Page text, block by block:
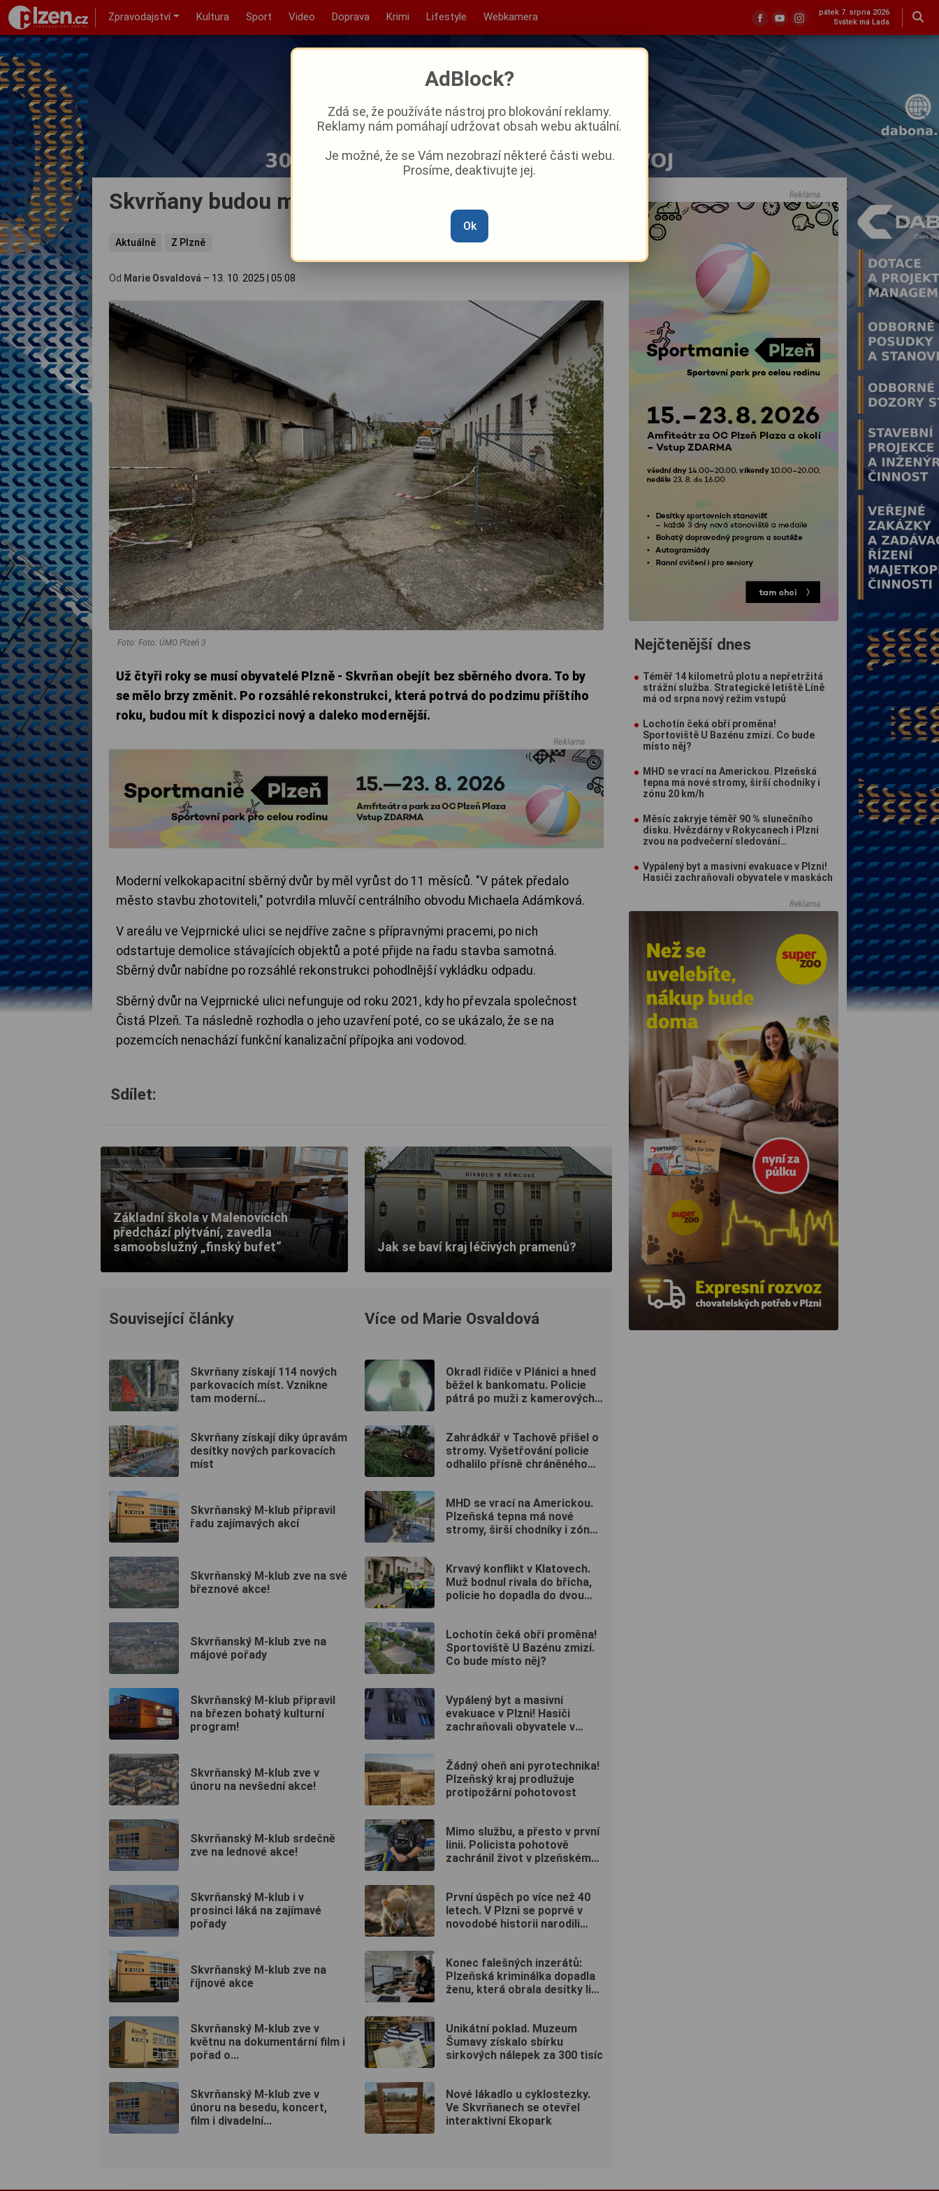
Zpravodajství Kultura Sport Video Doprava Krimi Lifestyle Webkamera
pátek 7. srpna 2026
Svátek má Lada
Skvrňany budou mít po letech sběrný dvůr
Aktuálně Z Plzně
Od Marie Osvaldová – 13. 10. 2025 05:08
Foto: Foto: ÚMO Plzeň 3
Už čtyři roky se musí obyvatelé Plzně - Skvrňan obejít bez sběrného dvora. To by
se mělo brzy změnit. Po rozsáhlé rekonstrukci, která potrvá do podzimu příštího
roku, budou mít k dispozici nový a daleko modernější.
Reklama
Moderní velkokapacitní sběrný dvůr by měl vyrůst do 11 měsíců. "V pátek předalo
město stavbu zhotoviteli," potvrdila mluvčí centrálního obvodu Michaela Adámková.
V areálu ve Vejprnické ulici se nejdříve začne s přípravnými pracemi, po nich
odstartuje demolice stávajících objektů a poté přijde na řadu stavba samotná.
Sběrný dvůr nabídne po rozsáhlé rekonstrukci pohodlnější vykládku odpadu.
Sběrný dvůr na Vejprnické ulici nefunguje od roku 2021, kdy ho převzala společnost
Čistá Plzeň. Ta následně rozhodla o jeho uzavření poté, co se ukázalo, že se na
pozemcích nenachází funkční kanalizační přípojka ani vodovod.
Sdílet:
Základní škola v Malenovicích
předchází plýtvání, zavedla
samoobslužný „finský bufet“
Jak se baví kraj léčivých pramenů?
Související články
Skvrňany získají 114 nových
parkovacích míst. Vznikne
tam moderní...
Skvrňany získají díky úpravám
desítky nových parkovacích
míst
Skvrňanský M-klub připravil
řadu zajímavých akcí
Skvrňanský M-klub zve na své
březnové akce!
Skvrňanský M-klub zve na
májové pořady
Skvrňanský M-klub připravil
na březen bohatý kulturní
program!
Skvrňanský M-klub zve v
únoru na nevšední akce!
Skvrňanský M-klub srdečně
zve na lednové akce!
Skvrňanský M-klub i v
prosinci láká na zajímavé
pořady
Skvrňanský M-klub zve na
říjnové akce
Skvrňanský M-klub zve v
květnu na dokumentární film i
pořad o...
Skvrňanský M-klub zve v
únoru na besedu, koncert,
film i divadelní...
Více od Marie Osvaldová
Okradl řidiče v Plánici a hned
běžel k bankomatu. Policie
pátrá po muži z kamerových
Zahrádkář v Tachově přišel o
stromy. Vyšetřování policie
odhalilo přísně chráněného
MHD se vrací na Americkou.
Plzeňská tepna má nové
stromy, širší chodníky i zónu
Krvavý konflikt v Klatovech.
Muž bodnul rivala do břicha,
policie ho dopadla do dvou
Lochotín čeká obří proměna!
Sportoviště U Bazénu zmizí.
Co bude místo něj?
Vypálený byt a masivní
evakuace v Plzni! Hasiči
zachraňovali obyvatele v
Žádný oheň ani pyrotechnika!
Plzeňský kraj prodlužuje
protipožární pohotovost
Mimo službu, a přesto v první
linii. Policista pohotově
zachránil život v plzeňském
První úspěch po více než 40
letech. V Plzni se poprvé v
novodobé historii narodili
Konec falešných inzerátů:
Plzeňská kriminálka dopadla
ženu, která obrala desítky lidí
Unikátní poklad. Muzeum
Šumavy získalo sbírku
sirkových nálepek za 300 tisíc
Nové lákadlo u cyklostezky.
Ve Skvrňanech se otevřel
interaktivní Ekopark
Reklama
Nejčtenější dnes
Téměř 14 kilometrů plotu a nepřetržitá
strážní služba. Strategické letiště Líně
má od srpna nový režim vstupů
Lochotín čeká obří proměna!
Sportoviště U Bazénu zmizí. Co bude
místo něj?
MHD se vrací na Americkou. Plzeňská
tepna má nové stromy, širší chodníky i
zónu 20 km/h
Měsíc zakryje téměř 90 % slunečního
disku. Hvězdárny v Rokycanech i Plzni
zvou na podvečerní sledování
Vypálený byt a masivní evakuace v Plzni!
Hasiči zachraňovali obyvatele v maskách
Reklama
AdBlock?
Zdá se, že používáte nástroj pro blokování reklamy.
Reklamy nám pomáhají udržovat obsah webu aktuální.
Je možné, že se Vám nezobrazí některé části webu.
Prosíme, deaktivujte jej.
Ok